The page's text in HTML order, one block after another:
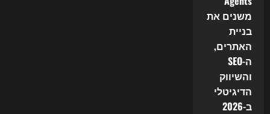
משנים את
בניית
האתרים,
ה-SEO
והשיווק
הדיגיטלי
ב-2026